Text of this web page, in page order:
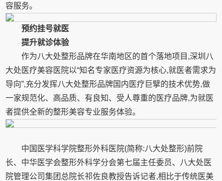
容服务。
预约挂号就医
提升就诊体验
作为八大处整形品牌在华南地区的首个落地项目,深圳八
大处医疗美容医院以“知名专家医疗资源为核心,就医者需求为
导向”,充分发挥八大处整形品牌国内医疗巨擘的技术优势,做
一家规范化、高品质、有良知、受人尊重的医疗品牌,为就医
者提供全新的整形美容专业服务体验。
中国医学科学院整形外科医院(简称:八大处整形)前院
长、中华医学会整形外科学分会第七届主任委员、八大处医
院管理公司集团总院长祁佐良教授告诉记者,相比于传统医美